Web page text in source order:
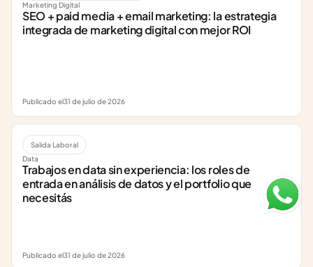
Marketing Digital
SEO + paid media + email marketing: la estrategia
integrada de marketing digital con mejor ROI
Publicado el31 de julio de 2026
Salida Laboral
Data
Trabajos en data sin experiencia: los roles de
entrada en análisis de datos y el portfolio que
necesitás
Publicado el31 de julio de 2026